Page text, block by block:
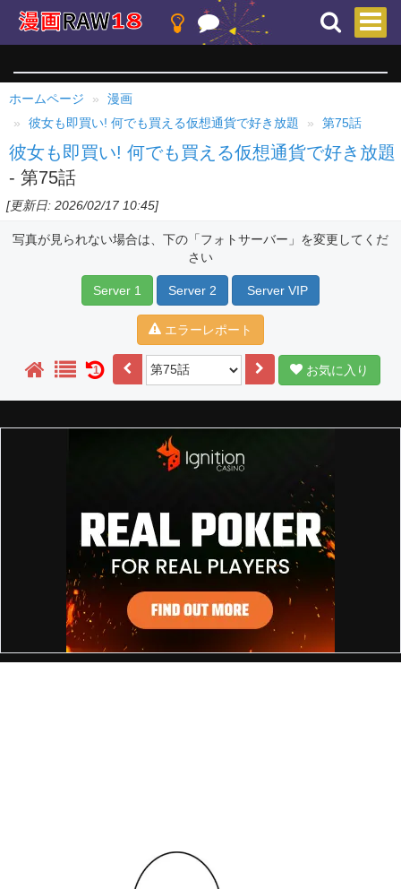
ホームページ
漫画
彼女も即買い! 何でも買える仮想通貨で好き放題
第75話
彼女も即買い! 何でも買える仮想通貨で好き放題
- 第75話
[更新日: 2026/02/17 10:45]
写真が見られない場合は、下の「フォトサーバー」を変更してくだ
さい
Server 1 Server 2 Server VIP
エラーレポート
1 お気に入り